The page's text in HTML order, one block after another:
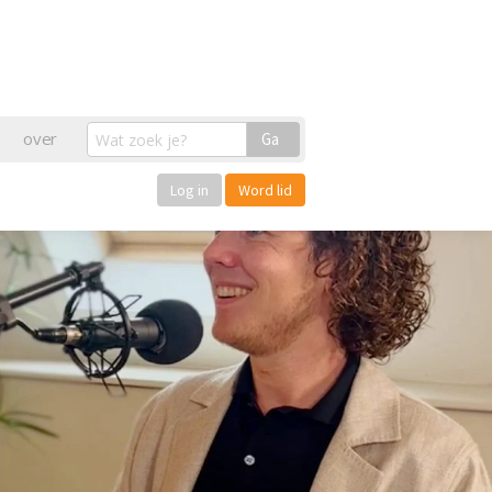
over Ga
Log in Word lid